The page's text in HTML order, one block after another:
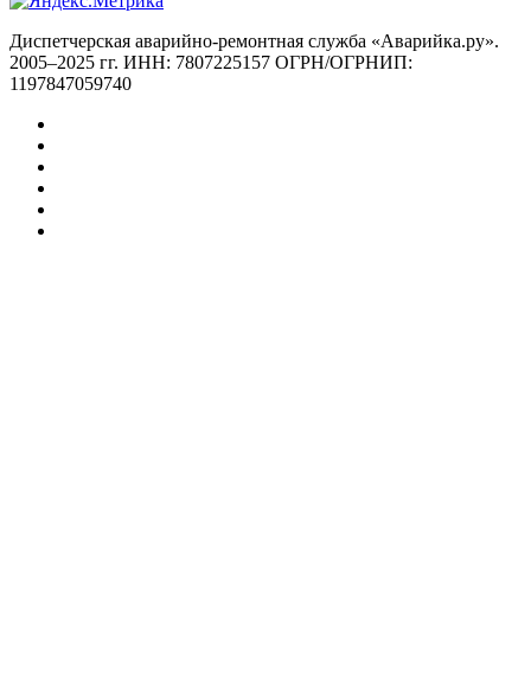
Диспетчерская аварийно-ремонтная служба «Аварийка.ру».
2005–2025 гг. ИНН: 7807225157 ОГРН/ОГРНИП:
1197847059740